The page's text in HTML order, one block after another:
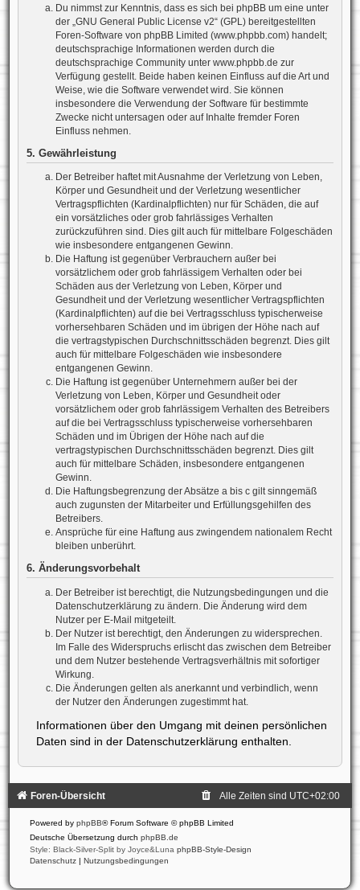
Du nimmst zur Kenntnis, dass es sich bei phpBB um eine unter
der „GNU General Public License v2“ (GPL) bereitgestellten
Foren-Software von phpBB Limited (www.phpbb.com) handelt;
deutschsprachige Informationen werden durch die
deutschsprachige Community unter www.phpbb.de zur
Verfügung gestellt. Beide haben keinen Einfluss auf die Art und
Weise, wie die Software verwendet wird. Sie können
insbesondere die Verwendung der Software für bestimmte
Zwecke nicht untersagen oder auf Inhalte fremder Foren
Einfluss nehmen.
5. Gewährleistung
Der Betreiber haftet mit Ausnahme der Verletzung von Leben,
Körper und Gesundheit und der Verletzung wesentlicher
Vertragspflichten (Kardinalpflichten) nur für Schäden, die auf
ein vorsätzliches oder grob fahrlässiges Verhalten
zurückzuführen sind. Dies gilt auch für mittelbare Folgeschäden
wie insbesondere entgangenen Gewinn.
Die Haftung ist gegenüber Verbrauchern außer bei
vorsätzlichem oder grob fahrlässigem Verhalten oder bei
Schäden aus der Verletzung von Leben, Körper und
Gesundheit und der Verletzung wesentlicher Vertragspflichten
(Kardinalpflichten) auf die bei Vertragsschluss typischerweise
vorhersehbaren Schäden und im übrigen der Höhe nach auf
die vertragstypischen Durchschnittsschäden begrenzt. Dies gilt
auch für mittelbare Folgeschäden wie insbesondere
entgangenen Gewinn.
Die Haftung ist gegenüber Unternehmern außer bei der
Verletzung von Leben, Körper und Gesundheit oder
vorsätzlichem oder grob fahrlässigem Verhalten des Betreibers
auf die bei Vertragsschluss typischerweise vorhersehbaren
Schäden und im Übrigen der Höhe nach auf die
vertragstypischen Durchschnittsschäden begrenzt. Dies gilt
auch für mittelbare Schäden, insbesondere entgangenen
Gewinn.
Die Haftungsbegrenzung der Absätze a bis c gilt sinngemäß
auch zugunsten der Mitarbeiter und Erfüllungsgehilfen des
Betreibers.
Ansprüche für eine Haftung aus zwingendem nationalem Recht
bleiben unberührt.
6. Änderungsvorbehalt
Der Betreiber ist berechtigt, die Nutzungsbedingungen und die
Datenschutzerklärung zu ändern. Die Änderung wird dem
Nutzer per E-Mail mitgeteilt.
Der Nutzer ist berechtigt, den Änderungen zu widersprechen.
Im Falle des Widerspruchs erlischt das zwischen dem Betreiber
und dem Nutzer bestehende Vertragsverhältnis mit sofortiger
Wirkung.
Die Änderungen gelten als anerkannt und verbindlich, wenn
der Nutzer den Änderungen zugestimmt hat.
Informationen über den Umgang mit deinen persönlichen
Daten sind in der Datenschutzerklärung enthalten.
Foren-Übersicht Alle Zeiten sind UTC+02:00
Powered by phpBB® Forum Software © phpBB Limited
Deutsche Übersetzung durch phpBB.de
Style: Black-Silver-Split by Joyce&Luna phpBB-Style-Design
Datenschutz | Nutzungsbedingungen